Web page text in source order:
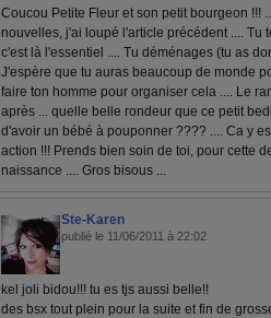
Coucou Petite Fleur et son petit bourgeon !!!
nouvelles, j'ai loupé l'article précédent .... Tu
c'est là l'essentiel .... Tu déménages (tu as
J'espère que tu auras beaucoup de monde
faire ton homme pour organiser cela .... Le
après ... quelle belle rondeur que ce petit
d'avoir un bébé à pouponner ???? .... Ca y
action !!! Prends bien soin de toi, pour cette
naissance .... Gros bisous ...
Ste-Karen
publié le 11/06/2011 à 22:02
kel joli bidou!!! tu es tjs aussi belle!!
des bsx tout plein pour la suite et fin de